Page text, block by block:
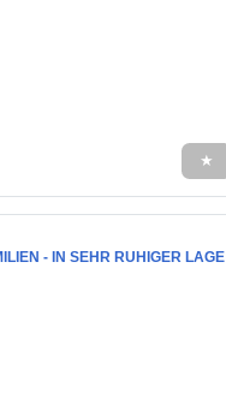
★
- IN SEHR RUHIGER LAGE